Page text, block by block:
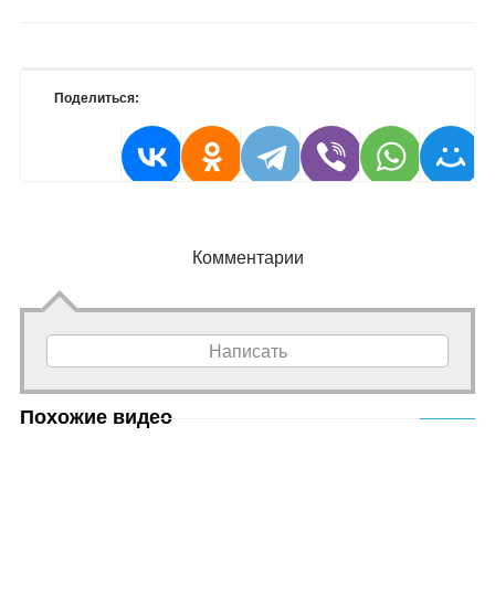
Поделиться:
Комментарии
Написать
Похожие видео